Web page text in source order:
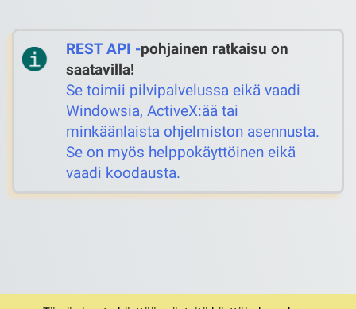
REST API -pohjainen ratkaisu on
saatavilla!
Se toimii pilvipalvelussa eikä vaadi
Windowsia, ActiveX:ää tai
minkäänlaista ohjelmiston asennusta.
Se on myös helppokäyttöinen eikä
vaadi koodausta.